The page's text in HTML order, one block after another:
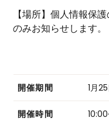
【場所】個人情報保
のみお知らせします。
開催期間 1月
開催時間